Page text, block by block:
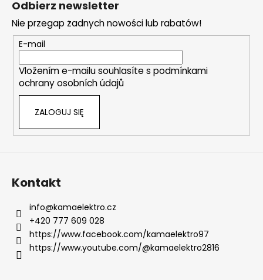
l
k
i
l
i
Odbierz newsletter
Nie przegap żadnych nowości lub rabatów!
E-mail
Vložením e-mailu souhlasíte s podmínkami
ochrany osobních údajů
ZALOGUJ SIĘ
Kontakt
info@kamaelektro.cz
+420 777 609 028
https://www.facebook.com/kamaelektro97
https://www.youtube.com/@kamaelektro2816